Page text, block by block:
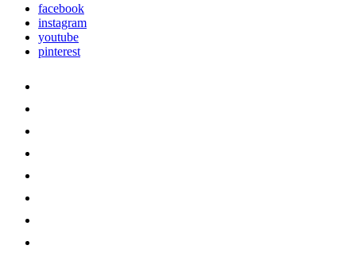
facebook
instagram
youtube
pinterest